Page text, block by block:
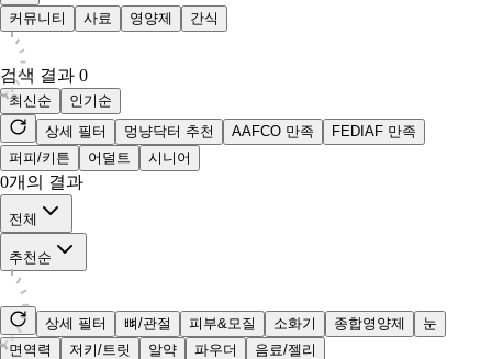
커뮤니티 사료 영양제 간식
검색 결과 0
최신순
인기순
상세 필터
멍냥닥터 추천 AAFCO 만족
FEDIAF 만족
퍼피/키튼
어덜트 시니어
0개의 결과
전체
추천순
상세 필터 뼈/관절 피부&모질 소화기 종합영양제
눈
면역력
저키/트릿 알약 파우더 음료/젤리